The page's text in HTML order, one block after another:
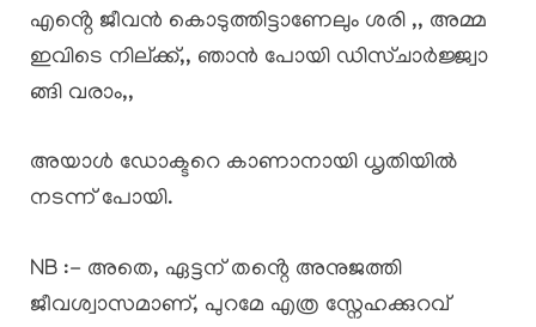
എൻ്റെ ജീവൻ കൊടുത്തിട്ടാണേലും ശരി ,, അമ്മ
ഇവിടെ നില്ക്ക്,, ഞാൻ പോയി ഡിസ്ചാർജ്ജ്വാ
ങ്ങി വരാം,,
അയാൾ ഡോക്ടറെ കാണാനായി ധൃതിയിൽ
നടന്ന് പോയി.
NB :- അതെ, ഏട്ടന് തൻ്റെ അനുജത്തി
ജീവശ്വാസമാണ്, പുറമേ എത്ര സ്നേഹക്കുറവ്